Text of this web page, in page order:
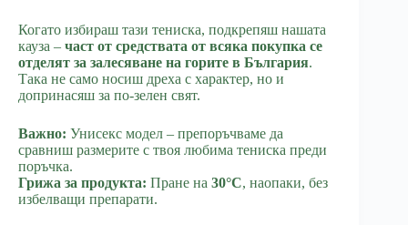
Когато избираш тази тениска, подкрепяш нашата
кауза – част от средствата от всяка покупка се
отделят за залесяване на горите в България.
Така не само носиш дреха с характер, но и
допринасяш за по-зелен свят.
Важно: Унисекс модел – препоръчваме да
сравниш размерите с твоя любима тениска преди
поръчка.
Грижа за продукта: Пране на 30°C, наопаки, без
избелващи препарати.